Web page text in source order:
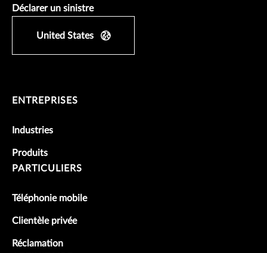
Déclarer un sinistre
United States
ENTREPRISES
Industries
Produits
PARTICULIERS
Téléphonie mobile
Clientèle privée
Réclamation